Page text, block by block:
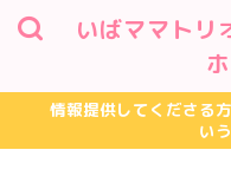
いばママトリ
情報提供してくださる
い